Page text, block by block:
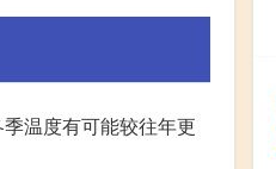
温度有可能较往年更